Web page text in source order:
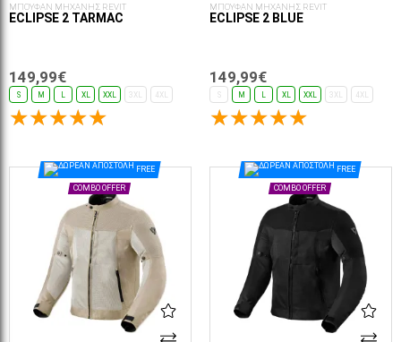
ΜΠΟΥΦΑΝ ΜΗΧΑΝΗΣ REVIT
ECLIPSE 2 TARMAC
149,99€
S M XL XXL 3XL 4XL
ΜΠΟΥΦΑΝ ΜΗΧΑΝΗΣ REVIT
ECLIPSE 2 BLUE
149,99€
S M XL XXL 3XL 4XL
FREE
COMBO OFFER
FREE
COMBO OFFER